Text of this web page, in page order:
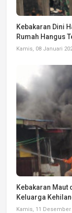
Kebakaran Dini
Rumah Hangus
Kamis, 08 Januari
Kebakaran Maut
Keluarga
Kamis, 11 Desember